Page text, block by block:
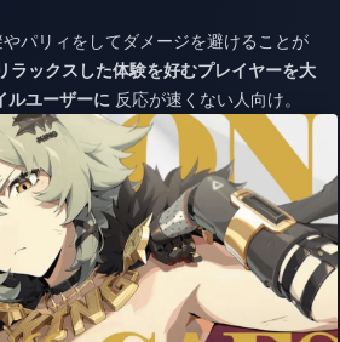
パリィをしてダメージを避けることが
ラックスした体験を好むプレイヤーを大
ルユーザーに 反応が速くない人向け。